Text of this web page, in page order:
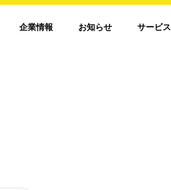
企業情報 お知らせ サービス